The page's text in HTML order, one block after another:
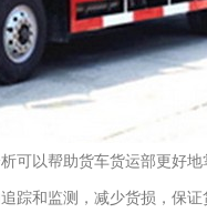
可以帮助货车货运部更好
踪和监测，减少货损，保证